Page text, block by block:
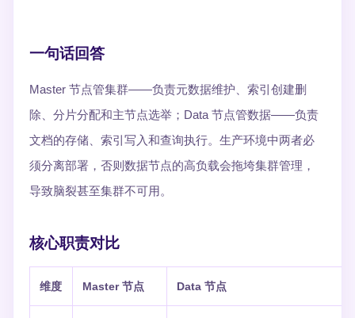
一句话回答
Master 节点管集群——负责元数据维护、索引创建删
除、分片分配和主节点选举；Data 节点管数据——负责
文档的存储、索引写入和查询执行。生产环境中两者必
须分离部署，否则数据节点的高负载会拖垮集群管理，
导致脑裂甚至集群不可用。
核心职责对比
维度 Master 节点 Data 节点